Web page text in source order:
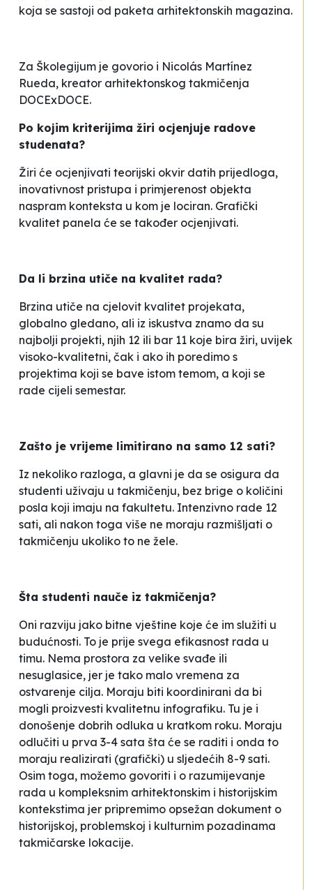
koja se sastoji od paketa arhitektonskih magazina.
Za Školegijum je govorio i Nicolás Martínez
Rueda, kreator arhitektonskog takmičenja
DOCExDOCE.
Po kojim kriterijima žiri ocjenjuje radove
studenata?
Žiri će ocjenjivati teorijski okvir datih prijedloga,
inovativnost pristupa i primjerenost objekta
naspram konteksta u kom je lociran. Grafički
kvalitet panela će se također ocjenjivati.
Da li brzina utiče na kvalitet rada?
Brzina utiče na cjelovit kvalitet projekata,
globalno gledano, ali iz iskustva znamo da su
najbolji projekti, njih 12 ili bar 11 koje bira žiri, uvijek
visoko-kvalitetni, čak i ako ih poredimo s
projektima koji se bave istom temom, a koji se
rade cijeli semestar.
Zašto je vrijeme limitirano na samo 12 sati?
Iz nekoliko razloga, a glavni je da se osigura da
studenti uživaju u takmičenju, bez brige o količini
posla koji imaju na fakultetu. Intenzivno rade 12
sati, ali nakon toga više ne moraju razmišljati o
takmičenju ukoliko to ne žele.
Šta studenti nauče iz takmičenja?
Oni razviju jako bitne vještine koje će im služiti u
budućnosti. To je prije svega efikasnost rada u
timu. Nema prostora za velike svađe ili
nesuglasice, jer je tako malo vremena za
ostvarenje cilja. Moraju biti koordinirani da bi
mogli proizvesti kvalitetnu infografiku. Tu je i
donošenje dobrih odluka u kratkom roku. Moraju
odlučiti u prva 3-4 sata šta će se raditi i onda to
moraju realizirati (grafički) u sljedećih 8-9 sati.
Osim toga, možemo govoriti i o razumijevanje
rada u kompleksnim arhitektonskim i historijskim
kontekstima jer pripremimo opsežan dokument o
historijskoj, problemskoj i kulturnim pozadinama
takmičarske lokacije.